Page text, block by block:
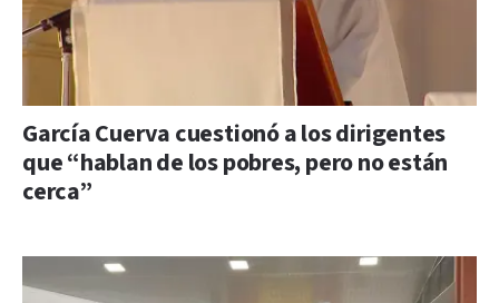
García Cuerva cuestionó a los dirigentes
que “hablan de los pobres, pero no están
cerca”